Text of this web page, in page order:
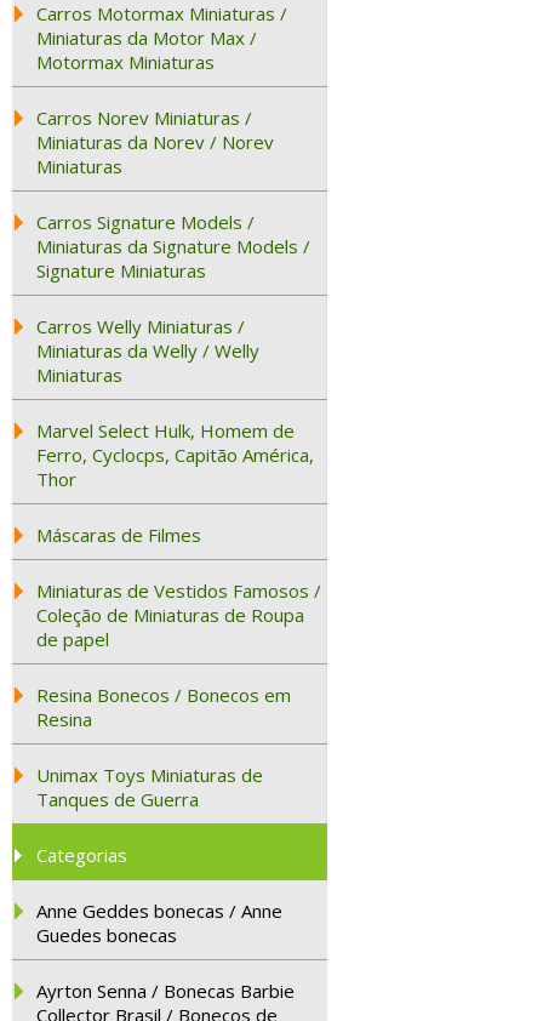
Carros Motormax Miniaturas /
Miniaturas da Motor Max /
Motormax Miniaturas
Carros Norev Miniaturas /
Miniaturas da Norev / Norev
Miniaturas
Carros Signature Models /
Miniaturas da Signature Models /
Signature Miniaturas
Carros Welly Miniaturas /
Miniaturas da Welly / Welly
Miniaturas
Marvel Select Hulk, Homem de
Ferro, Cyclocps, Capitão América,
Thor
Máscaras de Filmes
Miniaturas de Vestidos Famosos /
Coleção de Miniaturas de Roupa
de papel
Resina Bonecos / Bonecos em
Resina
Unimax Toys Miniaturas de
Tanques de Guerra
Categorias
Anne Geddes bonecas / Anne
Guedes bonecas
Ayrton Senna / Bonecas Barbie
Collector Brasil / Bonecos de